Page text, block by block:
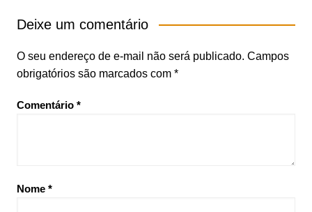
Deixe um comentário
O seu endereço de e-mail não será publicado. Campos
obrigatórios são marcados com *
Comentário *
Nome *